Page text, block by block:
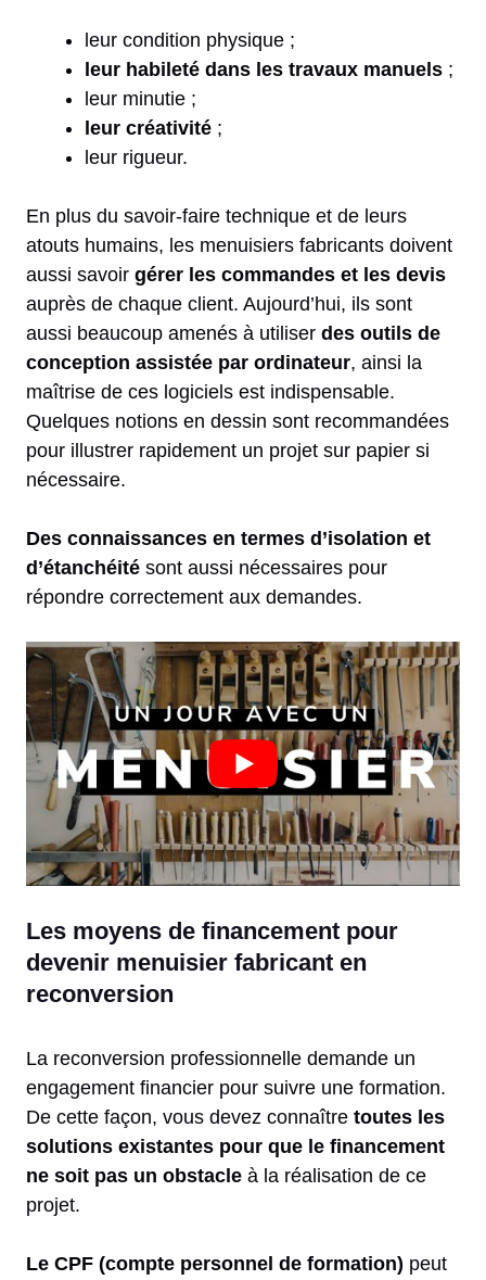
leur condition physique ;
leur habileté dans les travaux manuels ;
leur minutie ;
leur créativité ;
leur rigueur.
En plus du savoir-faire technique et de leurs
atouts humains, les menuisiers fabricants doivent
aussi savoir gérer les commandes et les devis
auprès de chaque client. Aujourd’hui, ils sont
aussi beaucoup amenés à utiliser des outils de
conception assistée par ordinateur, ainsi la
maîtrise de ces logiciels est indispensable.
Quelques notions en dessin sont recommandées
pour illustrer rapidement un projet sur papier si
nécessaire.
Des connaissances en termes d’isolation et
d’étanchéité sont aussi nécessaires pour
répondre correctement aux demandes.
Les moyens de financement pour
devenir menuisier fabricant en
reconversion
La reconversion professionnelle demande un
engagement financier pour suivre une formation.
De cette façon, vous devez connaître toutes les
solutions existantes pour que le financement
ne soit pas un obstacle à la réalisation de ce
projet.
Le CPF (compte personnel de formation) peut